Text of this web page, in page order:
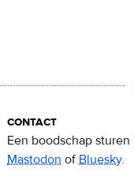
contact
Een boodschap sturen
Mastodon ofBluesky.